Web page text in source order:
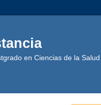
en Ciencias de la